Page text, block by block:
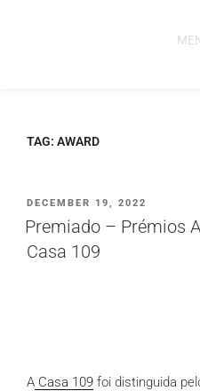
TAG: AWARD
PUBLICADO
EM
DECEMBER 19, 2022
Premiado – Prémios
Casa 109
A Casa 109 foi distinguida